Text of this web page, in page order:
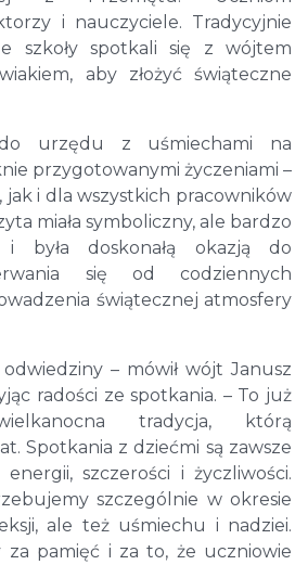
i nauczyciele. Tradycyjnie
szkoły spotkali się z wójtem
aby złożyć świąteczne
do urzędu z uśmiechami na
przygotowanymi życzeniami –
jak i dla wszystkich pracowników
miała symboliczny, ale bardzo
i była doskonałą okazją do
się od codziennych
świątecznej atmosfery
– mówił wójt Janusz
radości ze spotkania. – To już
tradycja, którą
Spotkania z dziećmi są zawsze
szczerości i życzliwości.
szczególnie w okresie
ale też uśmiechu i nadziei.
za pamięć i za to, że uczniowie